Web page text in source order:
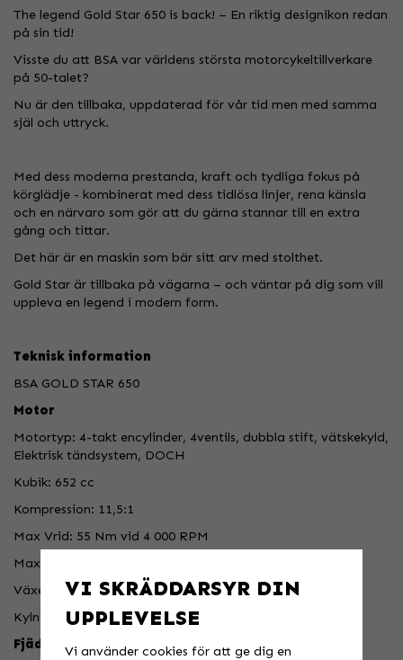
The legend Gold Star 650 is back! – En riktig designikon redan
på sin tid!
Visste du att BSA var världens största motorcykeltillverkare
på 50-talet?
Nu är den tillbaka, uppdaterad för vår tid men med samma
själ och uttryck.
Med dess moderna prestanda, kraft och tydliga fokus på
körglädje - kombinerat med dess tidlösa linjer, rena känsla
och en närvaro som gör att du gärna stannar till en extra
gång och tittar.
Det här är en maskin som bär sitt arv med stolthet.
Gold Star är tillbaka på vägarna – och väntar på dig som vill
uppleva en legend i modern form.
Teknisk information
BSA GOLD STAR 650
Motor
Motortyp: 4-takt encylinder, 4ventils, dubbla stift, vätskekyld,
Elektrisk tändsystem, DOCH
Kubik: 652 cc
Kompression: 11,5:1
Max Vrid: 55 Nm vid 4 000 RPM
Max Effekt: 45 HK vid 6 500 RPM
Växellåda: Manuell 5-växlad
Kylning: Vätskekyld
Fjädring
VI SKRÄDDARSYR DIN
UPPLEVELSE
Vi använder cookies för att ge dig en